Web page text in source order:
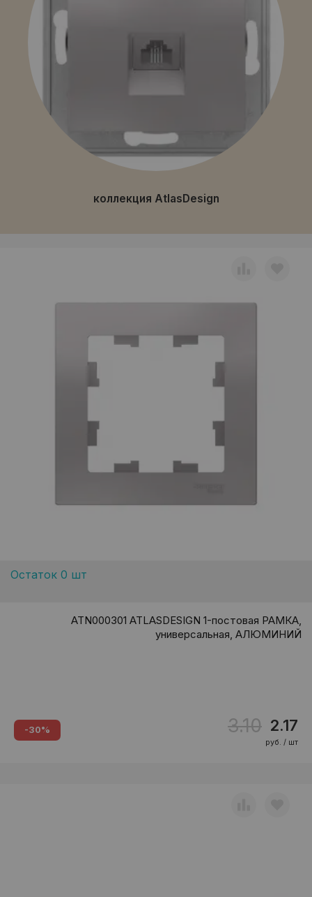
коллекция AtlasDesign
Остаток 0 шт
ATN000301 ATLASDESIGN 1-постовая РАМКА,
универсальная, АЛЮМИНИЙ
-30% 3.10 2.17
руб. / шт